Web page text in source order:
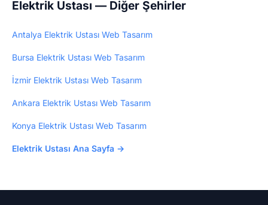
Elektrik Ustası — Diğer Şehirler
Antalya Elektrik Ustası Web Tasarım
Bursa Elektrik Ustası Web Tasarım
İzmir Elektrik Ustası Web Tasarım
Ankara Elektrik Ustası Web Tasarım
Konya Elektrik Ustası Web Tasarım
Elektrik Ustası Ana Sayfa →